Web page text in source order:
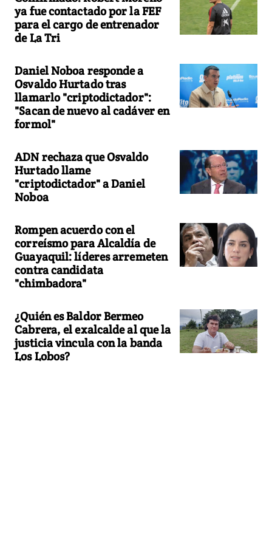
ya fue contactado por la FEF
para el cargo de entrenador
de La Tri
Daniel Noboa responde a
Osvaldo Hurtado tras
llamarlo "criptodictador":
"Sacan de nuevo al cadáver en
formol"
ADN rechaza que Osvaldo
Hurtado llame
"criptodictador" a Daniel
Noboa
Rompen acuerdo con el
correísmo para Alcaldía de
Guayaquil: líderes arremeten
contra candidata
"chimbadora"
¿Quién es Baldor Bermeo
Cabrera, el exalcalde al que la
justicia vincula con la banda
Los Lobos?